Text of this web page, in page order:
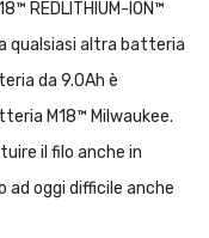
REDLITHIUM-ION™
qualsiasi altra batteria
da 9.0Ah è
M18™ Milwaukee.
il filo anche in
oggi difficile anche